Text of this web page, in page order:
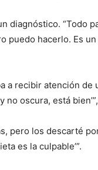
diagnóstico. “Todo
puedo hacerlo. Es
a recibir atención
oscura, está
pero los descarté
es la culpable’”.